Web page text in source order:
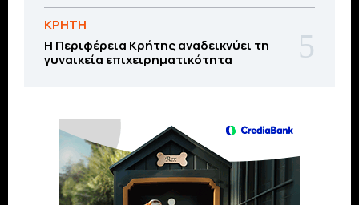
ΚΡΗΤΗ
Η Περιφέρεια Κρήτης αναδεικνύει τη
γυναικεία επιχειρηματικότητα